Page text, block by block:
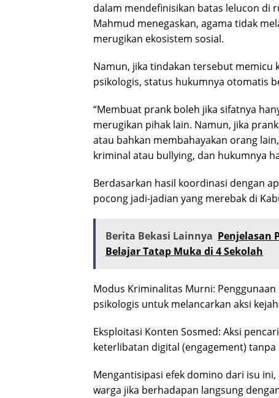
dalam mendefinisikan batas lelucon di
Mahmud menegaskan, agama tidak
merugikan ekosistem sosial.
Namun, jika tindakan tersebut memicu
psikologis, status hukumnya otomatis
“Membuat prank boleh jika sifatnya
merugikan pihak lain. Namun, jika
atau bahkan membahayakan orang
kriminal atau bullying, dan hukumnya
Berdasarkan hasil koordinasi dengan
pocong jadi-jadian yang merebak di
Berita Bekasi Lainnya Penjelasan
Belajar Tatap Muka di 4 Sekolah
Modus Kriminalitas Murni:
psikologis untuk melancarkan aksi
Eksploitasi Konten Sosmed: Aksi
keterlibatan digital (engagement)
Mengantisipasi efek domino dari isu
warga jika berhadapan langsung